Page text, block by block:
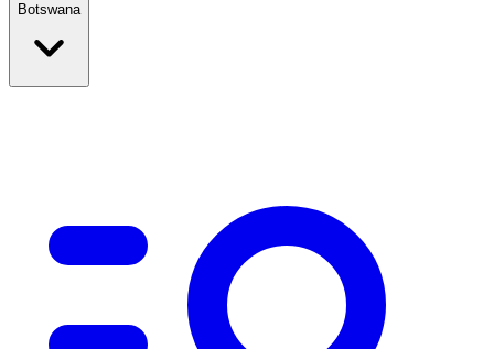
Botswana